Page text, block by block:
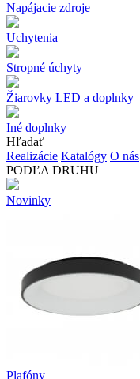
Napájacie zdroje
Uchytenia
Stropné úchyty
Žiarovky LED a doplnky
Iné doplnky
Hľadať
Realizácie Katalógy O nás
PODĽA DRUHU
Novinky
Plafóny